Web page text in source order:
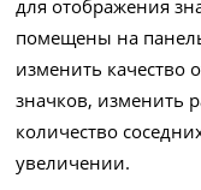
для отображения
помещены на
изменить качество
значков, изменить
количество
увеличении.